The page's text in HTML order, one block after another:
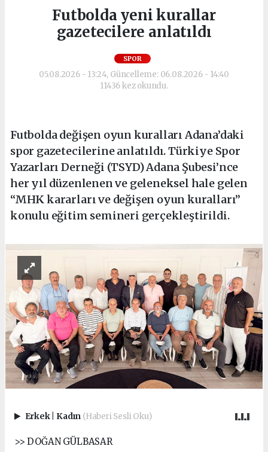
Futbolda yeni kurallar
gazetecilere anlatıldı
SPOR
05.08.2026 - 13:24, Güncelleme: 06.08.2026 - 14:40
11436 kez okundu.
Futbolda değişen oyun kuralları Adana’daki
spor gazetecilerine anlatıldı. Türkiye Spor
Yazarları Derneği (TSYD) Adana Şubesi’nce
her yıl düzenlenen ve geleneksel hale gelen
“MHK kararları ve değişen oyun kuralları”
konulu eğitim semineri gerçekleştirildi.
Erkek Kadın (Haberi Sesli Oku)
>> DOĞAN GÜLBASAR